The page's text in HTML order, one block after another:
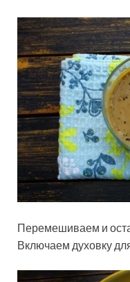
Перемешиваем и
Включаем духовку